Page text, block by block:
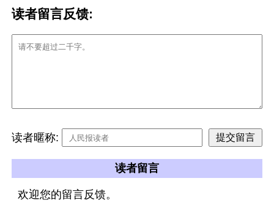
读者留言反馈:
读者暱称:
读者留言
欢迎您的留言反馈。